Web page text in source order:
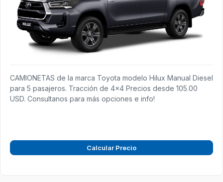
CAMIONETAS de la marca Toyota modelo Hilux Manual Diesel
para 5 pasajeros. Tracción de 4x4 Precios desde 105.00
USD. Consultanos para más opciones e info!
Calcular Precio